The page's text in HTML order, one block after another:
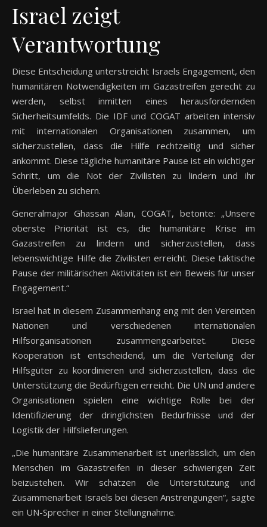
Israel zeigt
Verantwortung
Diese Entscheidung unterstreicht Israels Engagement, den
humanitären Notwendigkeiten im Gazastreifen gerecht zu
werden, selbst inmitten eines herausfordernden
Sicherheitsumfelds. Die IDF und COGAT arbeiten intensiv
mit internationalen Organisationen zusammen, um
sicherzustellen, dass die Hilfe rechtzeitig und sicher
ankommt. Diese tägliche humanitäre Pause ist ein wichtiger
Schritt, um die Not der Zivilisten zu lindern und ihr
Überleben zu sichern.
Generalmajor Ghassan Alian, COGAT, betonte: „Unsere
oberste Priorität ist es, die humanitäre Krise im
Gazastreifen zu lindern und sicherzustellen, dass
lebenswichtige Hilfe die Zivilisten erreicht. Diese taktische
Pause der militärischen Aktivitäten ist ein Beweis für unser
Engagement.“
Israel hat in diesem Zusammenhang eng mit den Vereinten
Nationen und verschiedenen internationalen
Hilfsorganisationen zusammengearbeitet. Diese
Kooperation ist entscheidend, um die Verteilung der
Hilfsgüter zu koordinieren und sicherzustellen, dass die
Unterstützung die Bedürftigen erreicht. Die UN und andere
Organisationen spielen eine wichtige Rolle bei der
Identifizierung der dringlichsten Bedürfnisse und der
Logistik der Hilfslieferungen.
„Die humanitäre Zusammenarbeit ist unerlässlich, um den
Menschen im Gazastreifen in dieser schwierigen Zeit
beizustehen. Wir schätzen die Unterstützung und
Zusammenarbeit Israels bei diesen Anstrengungen“, sagte
ein UN-Sprecher in einer Stellungnahme.